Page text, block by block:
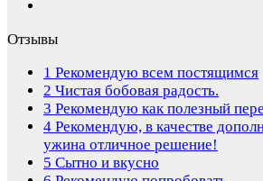
Отзывы
1 Рекомендую всем постящимся
2 Чистая бобовая радость.
3 Рекомендую как полезный
4 Рекомендую, в качестве
ужина отличное решение!
5 Сытно и вкусно